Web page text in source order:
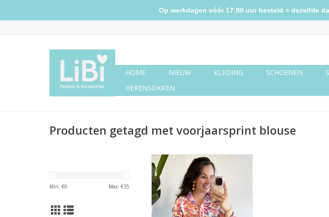
HOME NIEUW KLEDING SCHOENEN
HERENSOKKEN
Producten getagd met voorjaarsprint blouse
Min: €0 Max: €35
Bloemen blouse roze
Op werkdagen vóór 17:00 uur besteld = dezelfde